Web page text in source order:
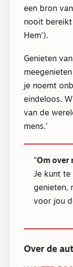
een bron
nooit bereikt
Hem’).
Genieten
je noemt
eindeloos.
van de
mens.’
Om over
Je kunt te
genieten,
voor jou
Over de